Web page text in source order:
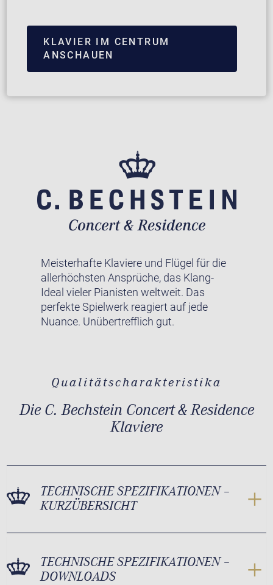
KLAVIER IM CENTRUM
ANSCHAUEN
Meisterhafte Klaviere und Flügel für die
allerhöchsten Ansprüche, das Klang-
Ideal vieler Pianisten weltweit. Das
perfekte Spielwerk reagiert auf jede
Nuance. Unübertrefflich gut.
Qualitätscharakteristika
Die C. Bechstein Concert & Residence
Klaviere
TECHNISCHE SPEZIFIKATIONEN –
KURZÜBERSICHT
TECHNISCHE SPEZIFIKATIONEN –
DOWNLOADS